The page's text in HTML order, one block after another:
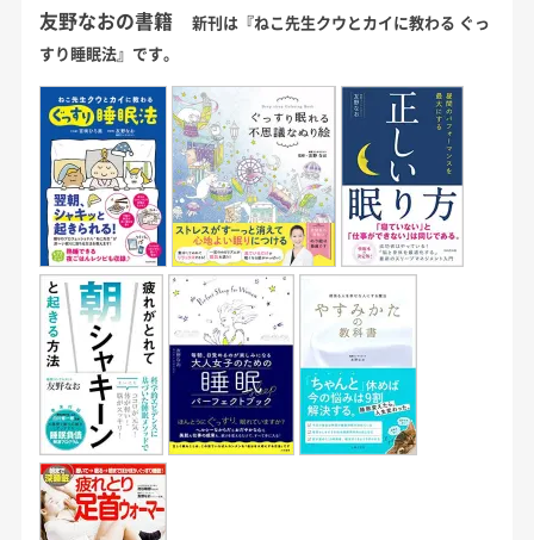
友野なおの書籍
新刊は『ねこ先生クウとカイに教わる ぐっ
すり睡眠法』です。